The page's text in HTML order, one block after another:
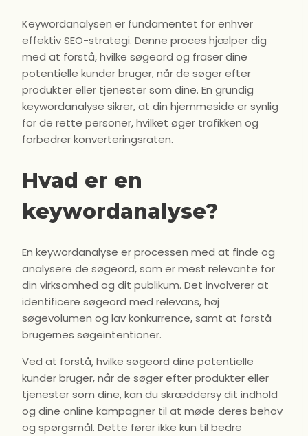
Keywordanalysen er fundamentet for enhver
effektiv SEO-strategi. Denne proces hjælper dig
med at forstå, hvilke søgeord og fraser dine
potentielle kunder bruger, når de søger efter
produkter eller tjenester som dine. En grundig
keywordanalyse sikrer, at din hjemmeside er synlig
for de rette personer, hvilket øger trafikken og
forbedrer konverteringsraten.
Hvad er en
keywordanalyse?
En keywordanalyse er processen med at finde og
analysere de søgeord, som er mest relevante for
din virksomhed og dit publikum. Det involverer at
identificere søgeord med relevans, høj
søgevolumen og lav konkurrence, samt at forstå
brugernes søgeintentioner.
Ved at forstå, hvilke søgeord dine potentielle
kunder bruger, når de søger efter produkter eller
tjenester som dine, kan du skræddersy dit indhold
og dine online kampagner til at møde deres behov
og spørgsmål. Dette fører ikke kun til bedre